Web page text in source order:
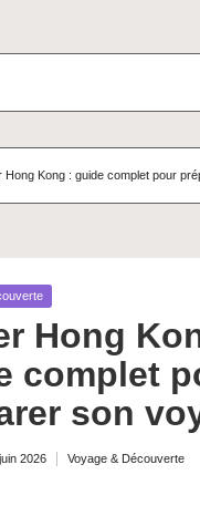
Hong Kong : guide complet pour
Hong
complet
son
2026
Posted
Voyage & Découverte